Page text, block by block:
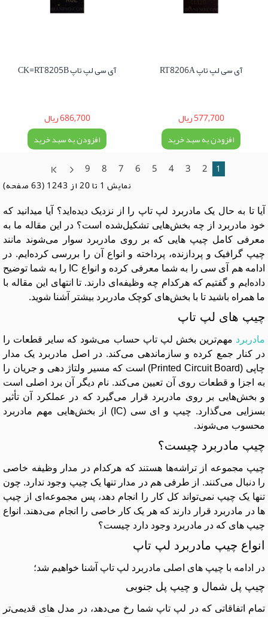
آی سی لپ تاپ RT8206A
577,700 ریال
افزودن به سبد خرید
آی سی لپ تاپ CK=RT8205B
686,700 ریال
افزودن به سبد خرید
1
2
3
4
5
6
7
8
9
نمايش 1 تا 20 از 1243 (63 صفحه)
آیا تا به حال یک مادربرد لپ تاپ را از نزدیک دیده‌اید؟ آیا میدانید که
خود مادربرد از چه بخش‌هایی تشکیل‌شده است؟ در این مقاله ما به
معرفی کامل چیپ هایی که بر روی مادربرد سوار می‌شوند مانند
چیپ گرافیک و پردازنده، پرداخته و انواع آن را بررسی کرده‌ایم. در
ادامه هم آی سی را به شما معرفی کرده و انواع IC را به شما توضیح
داده‌ایم و گفتیم که هرکدام چه وظیفه‌ای دارند. تا انتهای این مقاله با
ما همراه باشید تا با بخش‌های کوچک مادربرد بیشتر آشنا شوید.
چیپ های لپ تاپ
مادربرد مهم‌ترین بخش لپ تاپ حساب می‌شود که سایر قطعات را
در کنار جمع کرده و سازماندهی می‌کند. در اصل مادربرد یک مدار
چاپی (Printed Circuit Board) است که مسیر ولتاژ دهی و جریان را
به اجزا و قطعات روی آن تعیین می‌کند. نام دیگر آن برد اصلی است
و بخش‌هایی بر روی مادربرد قرار می‌گیرد که در عملکرد آن تأثیر
بسزایی می‌گذارد. چیپ و ای سی (IC) از بخش‌هایی مهم مادربرد
محسوب می‌شوند.
چیپ مادربرد چیست؟
چیپ مجموعه از تراشه‌ها هستند که هرکدام در مدار وظیفه خاصی
را دنبال می‌کنند. از طرفی هم در مدار تنها یک چیپ وجود ندارد. چون
تنها یک چیپ نمی‌تواند کل کار را انجام دهد، پس مجموعه‌ای از چیپ
ها در مادربرد قرار دارند که هر یک کار خاصی را انجام می‌دهند. انواع
چیپ های که در مادربرد وجود دارد چیست؟
انواع چیپ مادربرد لپ تاپ
در ادامه با چیپ های اصلی مادربرد لپ تاپ آشنا خواهیم شد؛
چیپ پل شمال و چیپ پل جنوبی
تمام اتفاقاتی که در لپ تاپ شما رخ می‌دهد، در مدل های قدیمی‌تر